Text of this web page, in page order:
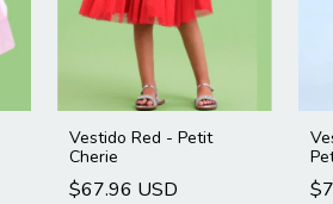
Vestido Red - Petit
Cherie
$67.96 USD